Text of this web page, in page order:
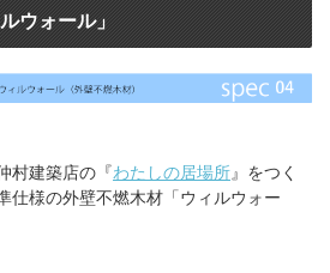
ウォール」
村建築店の『わたしの居場所』をつく
仕様の外壁不燃木材「ウィルウォー